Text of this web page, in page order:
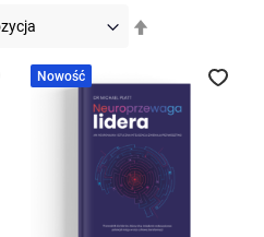
Dodaj do ulubionych
Nowość